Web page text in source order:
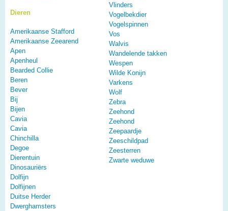
Dieren
Amerikaanse Stafford
Amerikaanse Zeearend
Apen
Apenheul
Bearded Collie
Beren
Bever
Bij
Bijen
Cavia
Cavia
Chinchilla
Degoe
Dierentuin
Dinosauriërs
Dolfijn
Dolfijnen
Duitse Herder
Dwerghamsters
Vlinders
Vogelbekdier
Vogelspinnen
Vos
Walvis
Wandelende takken
Wespen
Wilde Konijn
Varkens
Wolf
Zebra
Zeehond
Zeehond
Zeepaardje
Zeeschildpad
Zeesterren
Zwarte weduwe